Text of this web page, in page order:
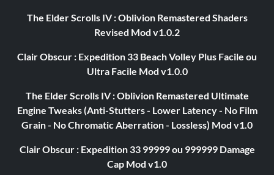
The Elder Scrolls IV : Oblivion Remastered Shaders
Revised Mod v1.0.2
Clair Obscur : Expedition 33 Beach Volley Plus Facile ou
Ultra Facile Mod v1.0.0
The Elder Scrolls IV : Oblivion Remastered Ultimate
Engine Tweaks (Anti-Stutters - Lower Latency - No Film
Grain - No Chromatic Aberration - Lossless) Mod v1.0
Clair Obscur : Expedition 33 99999 ou 999999 Damage
Cap Mod v1.0